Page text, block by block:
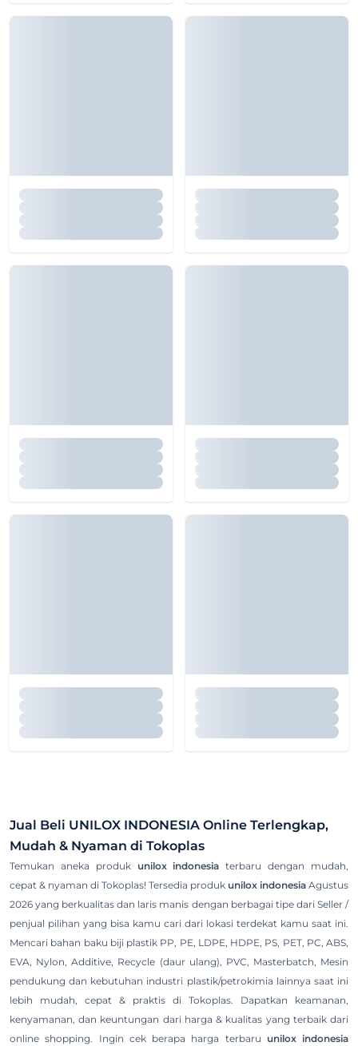
Jual Beli UNILOX INDONESIA Online Terlengkap,
Mudah & Nyaman di Tokoplas
Temukan aneka produk unilox indonesia terbaru dengan mudah,
cepat & nyaman di Tokoplas! Tersedia produk unilox indonesia Agustus
2026 yang berkualitas dan laris manis dengan berbagai tipe dari Seller /
penjual pilihan yang bisa kamu cari dari lokasi terdekat kamu saat ini.
Mencari bahan baku biji plastik PP, PE, LDPE, HDPE, PS, PET, PC, ABS,
EVA, Nylon, Additive, Recycle (daur ulang), PVC, Masterbatch, Mesin
pendukung dan kebutuhan industri plastik/petrokimia lainnya saat ini
lebih mudah, cepat & praktis di Tokoplas. Dapatkan keamanan,
kenyamanan, dan keuntungan dari harga & kualitas yang terbaik dari
online shopping. Ingin cek berapa harga terbaru unilox indonesia